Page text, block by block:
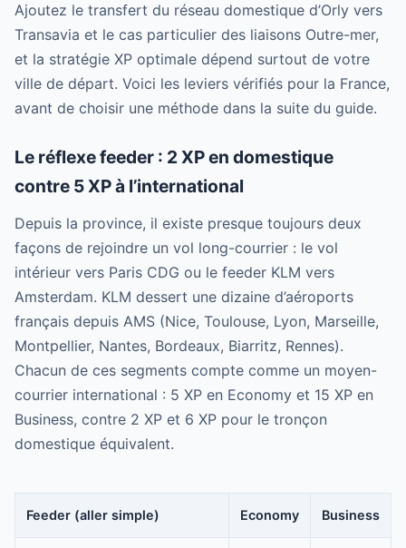
Ajoutez le transfert du réseau domestique d’Orly vers
Transavia et le cas particulier des liaisons Outre-mer,
et la stratégie XP optimale dépend surtout de votre
ville de départ. Voici les leviers vérifiés pour la France,
avant de choisir une méthode dans la suite du guide.
Le réflexe feeder : 2 XP en domestique
contre 5 XP à l’international
Depuis la province, il existe presque toujours deux
façons de rejoindre un vol long-courrier : le vol
intérieur vers Paris CDG ou le feeder KLM vers
Amsterdam. KLM dessert une dizaine d’aéroports
français depuis AMS (Nice, Toulouse, Lyon, Marseille,
Montpellier, Nantes, Bordeaux, Biarritz, Rennes).
Chacun de ces segments compte comme un moyen-
courrier international : 5 XP en Economy et 15 XP en
Business, contre 2 XP et 6 XP pour le tronçon
domestique équivalent.
Feeder (aller simple) Economy Business